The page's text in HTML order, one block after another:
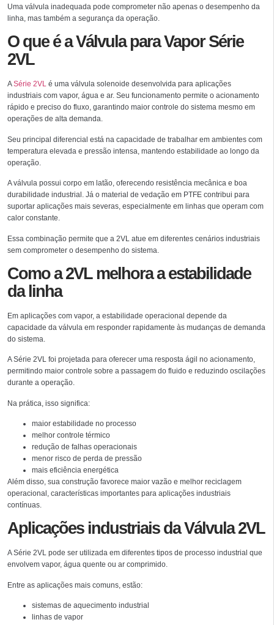
Uma válvula inadequada pode comprometer não apenas o desempenho da
linha, mas também a segurança da operação.
O que é a Válvula para Vapor Série
2VL
ASérie 2VL é uma válvula solenoide desenvolvida para aplicações
industriais com vapor, água e ar. Seu funcionamento permite o acionamento
rápido e preciso do fluxo, garantindo maior controle do sistema mesmo em
operações de alta demanda.
Seu principal diferencial está na capacidade de trabalhar em ambientes com
temperatura elevada e pressão intensa, mantendo estabilidade ao longo da
operação.
A válvula possui corpo em latão, oferecendo resistência mecânica e boa
durabilidade industrial. Já o material de vedação em PTFE contribui para
suportar aplicações mais severas, especialmente em linhas que operam com
calor constante.
Essa combinação permite que a 2VL atue em diferentes cenários industriais
sem comprometer o desempenho do sistema.
Como a 2VL melhora a estabilidade
da linha
Em aplicações com vapor, a estabilidade operacional depende da
capacidade da válvula em responder rapidamente às mudanças de demanda
do sistema.
A Série 2VL foi projetada para oferecer uma resposta ágil no acionamento,
permitindo maior controle sobre a passagem do fluido e reduzindo oscilações
durante a operação.
Na prática, isso significa:
maior estabilidade no processo
melhor controle térmico
redução de falhas operacionais
menor risco de perda de pressão
mais eficiência energética
Além disso, sua construção favorece maior vazão e melhor reciclagem
operacional, características importantes para aplicações industriais
contínuas.
Aplicações industriais da Válvula 2VL
A Série 2VL pode ser utilizada em diferentes tipos de processo industrial que
envolvem vapor, água quente ou ar comprimido.
Entre as aplicações mais comuns, estão:
sistemas de aquecimento industrial
linhas de vapor